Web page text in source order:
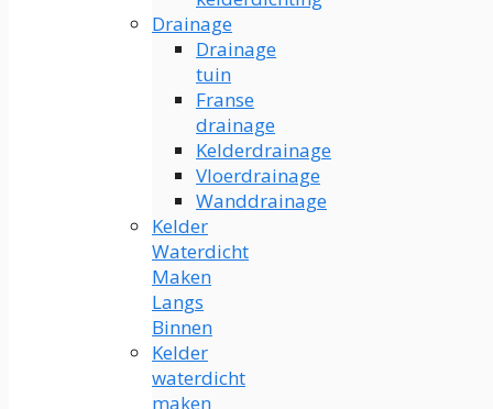
Drainage
Drainage
tuin
Franse
drainage
Kelderdrainage
Vloerdrainage
Wanddrainage
Kelder
Waterdicht
Maken
Langs
Binnen
Kelder
waterdicht
maken